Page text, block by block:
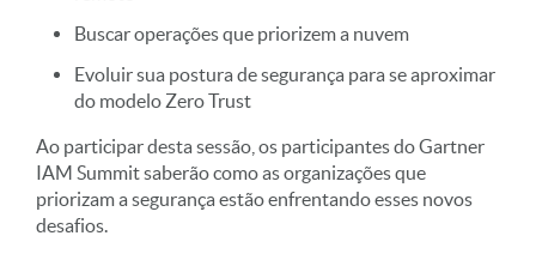
Buscar operações que priorizem a nuvem
Evoluir sua postura de segurança para se aproximar
do modelo Zero Trust
Ao participar desta sessão, os participantes do Gartner
IAM Summit saberão como as organizações que
priorizam a segurança estão enfrentando esses novos
desafios.